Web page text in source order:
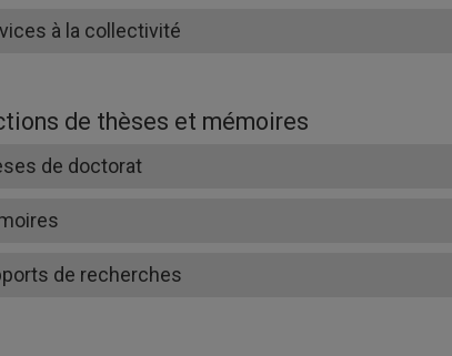
à la collectivité
de thèses et mémoires
de doctorat
de recherches